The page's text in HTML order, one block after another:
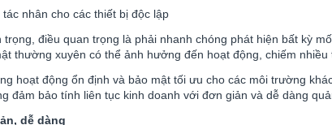
nhân cho các thiết bị độc lập
điều quan trọng là phải nhanh chóng phát hiện bất kỳ
thường xuyên có thể ảnh hưởng đến hoạt động, chiếm
hoạt động ổn định và bảo mật tối ưu cho các môi trường
đảm bảo tính liên tục kinh doanh với đơn giản và dễ dàng
dễ dàng